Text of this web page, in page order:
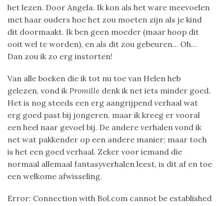
het lezen. Door Angela. Ik kon als het ware meevoelen
met haar ouders hoe het zou moeten zijn als je kind
dit doormaakt. Ik ben geen moeder (maar hoop dit
ooit wel te worden), en als dit zou gebeuren… Oh…
Dan zou ik zo erg instorten!
Van alle boeken die ik tot nu toe van Helen heb
gelezen, vond ik Promille denk ik net iets minder goed.
Het is nog steeds een erg aangrijpend verhaal wat
erg goed past bij jongeren, maar ik kreeg er vooral
een heel naar gevoel bij. De andere verhalen vond ik
net wat pakkender op een andere manier; maar toch
is het een goed verhaal. Zeker voor iemand die
normaal allemaal fantasyverhalen leest, is dit af en toe
een welkome afwisseling.
Error: Connection with Bol.com cannot be established